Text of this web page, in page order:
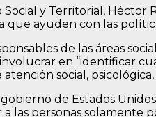
y Territorial,
que ayuden con las
de las áreas
en “identificar
social,
de Estados
las personas